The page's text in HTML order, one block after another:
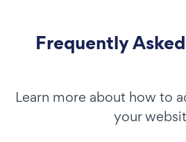
Frequently
Learn more about how to
your